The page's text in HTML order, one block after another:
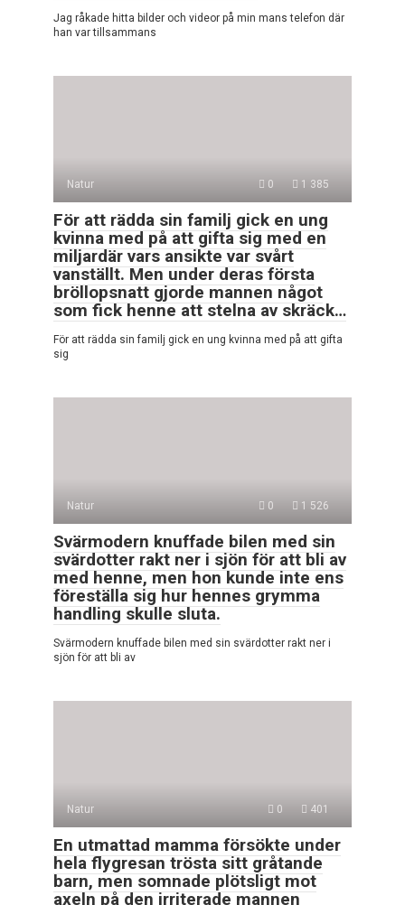
Jag råkade hitta bilder och videor på min mans telefon där
han var tillsammans
Natur 0 1 385
För att rädda sin familj gick en ung
kvinna med på att gifta sig med en
miljardär vars ansikte var svårt
vanställt. Men under deras första
bröllopsnatt gjorde mannen något
som fick henne att stelna av skräck…
För att rädda sin familj gick en ung kvinna med på att gifta
sig
Natur 0 1 526
Svärmodern knuffade bilen med sin
svärdotter rakt ner i sjön för att bli av
med henne, men hon kunde inte ens
föreställa sig hur hennes grymma
handling skulle sluta.
Svärmodern knuffade bilen med sin svärdotter rakt ner i
sjön för att bli av
Natur 0 401
En utmattad mamma försökte under
hela flygresan trösta sitt gråtande
barn, men somnade plötsligt mot
axeln på den irriterade mannen